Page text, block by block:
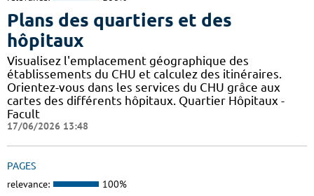
Plans des quartiers et des
hôpitaux
Visualisez l'emplacement géographique des
établissements du CHU et calculez des itinéraires.
Orientez-vous dans les services du CHU grâce aux
cartes des différents hôpitaux. Quartier Hôpitaux -
Facult
17/06/2026 13:48
PAGES
relevance: 100%